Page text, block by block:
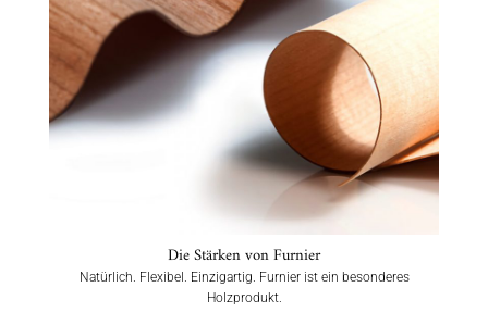
Die Stärken von Furnier
Natürlich. Flexibel. Einzigartig. Furnier ist ein besonderes
Holzprodukt.